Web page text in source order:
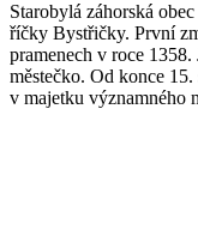
Starobylá záhorská
říčky Bystřičky. První
pramenech v roce
městečko. Od konce
v majetku významného